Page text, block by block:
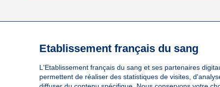
Etablissement français du sang
L'Etablissement français du sang et ses partenaires
permettent de réaliser des statistiques de visites,